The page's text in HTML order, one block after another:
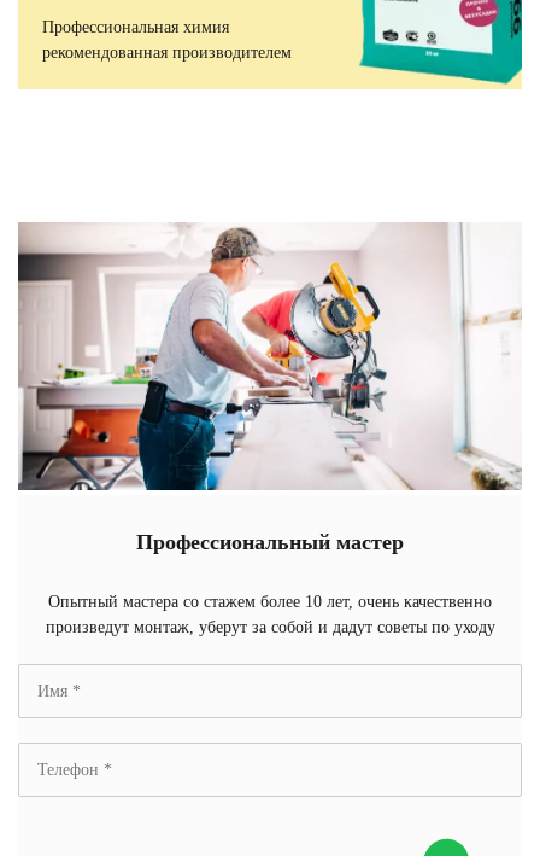
Профессиональная химия
рекомендованная производителем
Профессиональный мастер
Опытный мастера со стажем более 10 лет, очень качественно
произведут монтаж, уберут за собой и дадут советы по уходу